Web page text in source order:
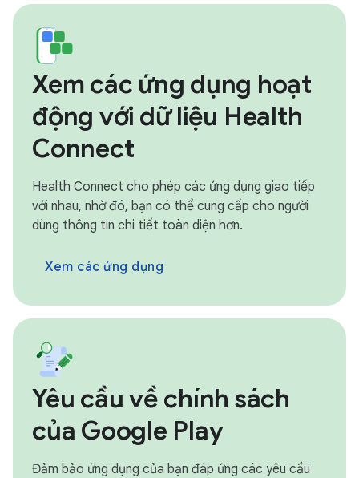
Xem các ứng dụng hoạt
động với dữ liệu Health
Connect
Health Connect cho phép các ứng dụng giao tiếp
với nhau, nhờ đó, bạn có thể cung cấp cho người
dùng thông tin chi tiết toàn diện hơn.
Xem các ứng dụng
Yêu cầu về chính sách
của Google Play
Đảm bảo ứng dụng của bạn đáp ứng các yêu cầu